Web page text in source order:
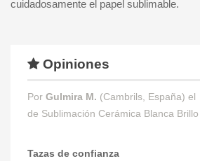
cuidadosamente el papel sublimable.
Opiniones
Por Gulmira M. (Cambrils, España) el
de Sublimación Cerámica Blanca
Tazas de confianza